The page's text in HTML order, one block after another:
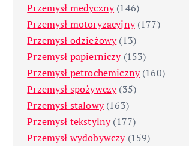
Przemysł medyczny(146)
Przemysł motoryzacyjny(177)
Przemysł odzieżowy(13)
Przemysł papierniczy(153)
Przemysł petrochemiczny(160)
Przemysł spożywczy(35)
Przemysł stalowy(163)
Przemysł tekstylny(177)
Przemysł wydobywczy(159)